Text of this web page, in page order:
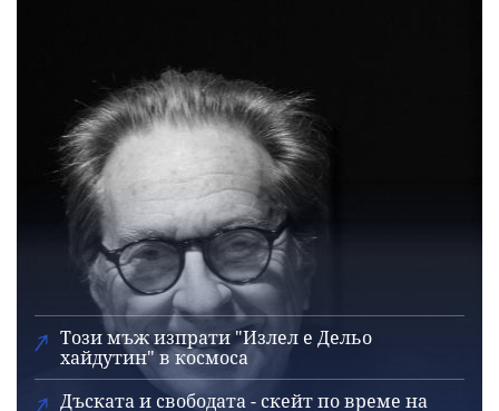
Този мъж изпрати "Излел е Дельо
хайдутин" в космоса
Дъската и свободата - скейт по време на